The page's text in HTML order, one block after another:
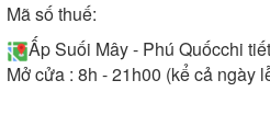
Mã số thuế:
Ấp Suối Mây - Phú Quốcchi
Mở cửa : 8h - 21h00 (kể cả ngày